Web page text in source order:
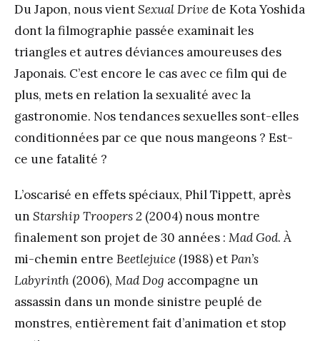
Du Japon, nous vientSexual Drive de Kota Yoshida
dont la filmographie passée examinait les
triangles et autres déviances amoureuses des
Japonais. C’est encore le cas avec ce film qui de
plus, mets en relation la sexualité avec la
gastronomie. Nos tendances sexuelles sont-elles
conditionnées par ce que nous mangeons ? Est-
ce une fatalité ?
L’oscarisé en effets spéciaux, Phil Tippett, après
un Starship Troopers 2 (2004) nous montre
finalement son projet de 30 années : Mad God. À
mi-chemin entre Beetlejuice (1988) etPan’s
Labyrinth (2006), Mad Dog accompagne un
assassin dans un monde sinistre peuplé de
monstres, entièrement fait d’animation et stop